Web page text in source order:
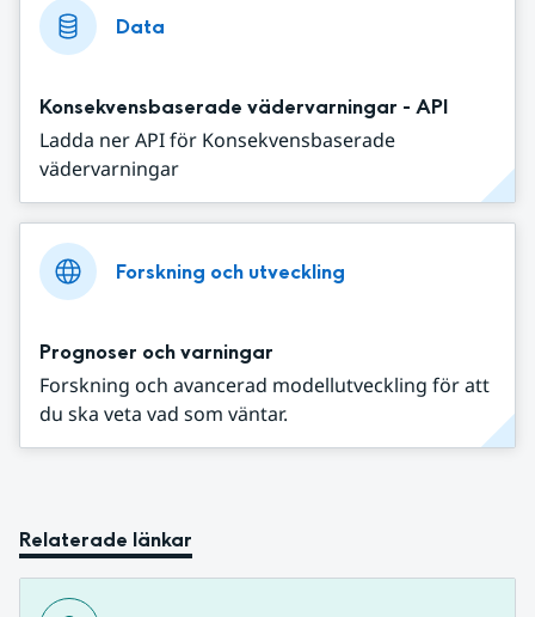
Data
Konsekvensbaserade vädervarningar - API
Ladda ner API för Konsekvensbaserade
vädervarningar
Forskning och utveckling
Prognoser och varningar
Forskning och avancerad modellutveckling för att
du ska veta vad som väntar.
Relaterade länkar